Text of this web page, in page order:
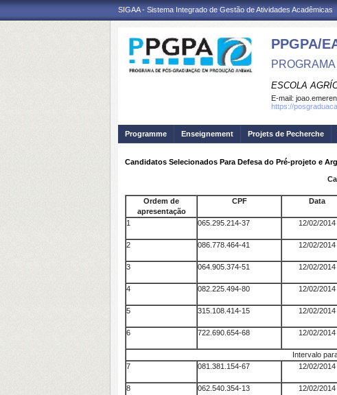
SIGAA - Sistema Integrado de Gestão de Atividades Acadêmicas
PPGPA/
ESCOLA
E-mail:
https://
Programme Enseignement Projets de Pecherche
Candidatos Selecionados Para Defesa do Pré-projeto e
Ordem de
apresentação
CPF Data
1 065.295.214-37 12/02/2014
2
086.778.464-41 12/02/2014
3
064.905.374-51 12/02/2014
4
082.225.494-80 12/02/2014
5
315.108.414-15 12/02/2014
6
722.690.654-68 12/02/2014
Intervalo
7
081.381.154-67 12/02/2014
8
062.540.354-13 12/02/2014